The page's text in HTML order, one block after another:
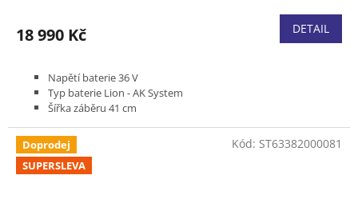
18 990 Kč DETAIL
Napětí baterie 36 V
Typ baterie Lion - AK System
Šířka záběru 41 cm
Podvozek plast
Koš plastový 52 l
Hmotnost (bez baterie) 27 kg
Doprodej
SUPERSLEVA
Kód: ST63382000081